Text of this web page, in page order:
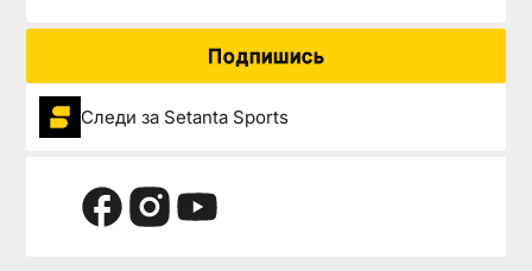
Подпишись
Следи за Setanta Sports